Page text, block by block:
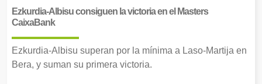
Ezkurdia-Albisu consiguen la victoria en el Masters
CaixaBank
Ezkurdia-Albisu superan por la mínima a Laso-Martija en
Bera, y suman su primera victoria.